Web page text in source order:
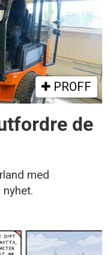
PROFF
de
med